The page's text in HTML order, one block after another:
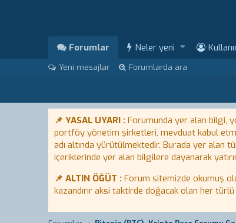
Forumlar Neler yeni
Yeni mesajlar Forumlarda ara
📌 YASAL UYARI : Forumunda yer alan bilgi,
portföy yönetim şirketleri, mevduat kabul
adı altında yürütülmektedir. Burada yer alan
içeriklerinde yer alan bilgilere dayanarak
📌 ALTIN ÖĞÜT : Forum sitemizde okumuş
kazandırır aksi taktirde doğacak olan her